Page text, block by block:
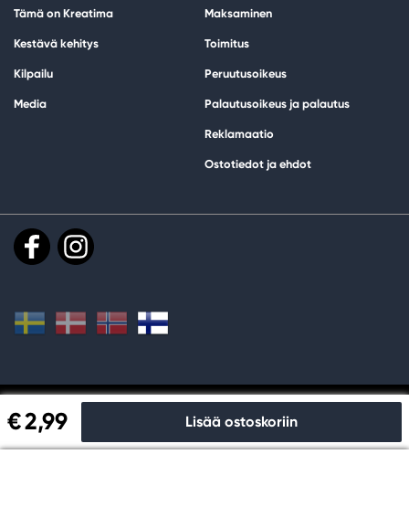
€ 2,99 Lisää ostoskoriin
Tämä on Kreatima
Kestävä kehitys
Kilpailu
Media
Maksaminen
Toimitus
Peruutusoikeus
Palautusoikeus ja palautus
Reklamaatio
Ostotiedot ja ehdot
Tee ostoksia ja maksa turvallisesti meillä